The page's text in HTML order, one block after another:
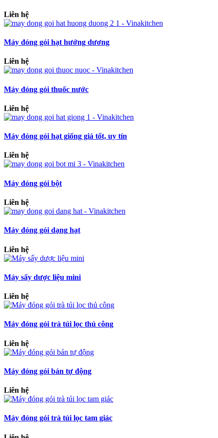
Liên hệ
Máy đóng gói hạt hướng dương
Liên hệ
Máy đóng gói thuốc nước
Liên hệ
Máy đóng gói hạt giống giá tốt, uy tín
Liên hệ
Máy đóng gói bột
Liên hệ
Máy đóng gói dạng hạt
Liên hệ
Máy sấy dược liệu mini
Liên hệ
Máy đóng gói trà túi lọc thủ công
Liên hệ
Máy đóng gói bán tự động
Liên hệ
Máy đóng gói trà túi lọc tam giác